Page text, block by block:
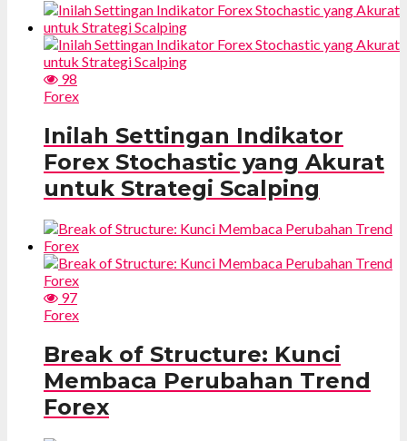
98
Forex
Inilah Settingan Indikator
Forex Stochastic yang Akurat
untuk Strategi Scalping
97
Forex
Break of Structure: Kunci
Membaca Perubahan Trend
Forex